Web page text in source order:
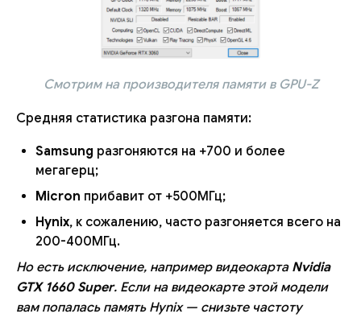
Смотрим на производителя памяти в GPU-Z
Средняя статистика разгона памяти:
Samsung разгоняются на +700 и более
мегагерц;
Micron прибавит от +500МГц;
Hynix, к сожалению, часто разгоняется всего на
200-400МГц.
Но есть исключение, например видеокарта Nvidia
GTX 1660 Super. Если на видеокарте этой модели
вам попалась память Hynix — снизьте частоту